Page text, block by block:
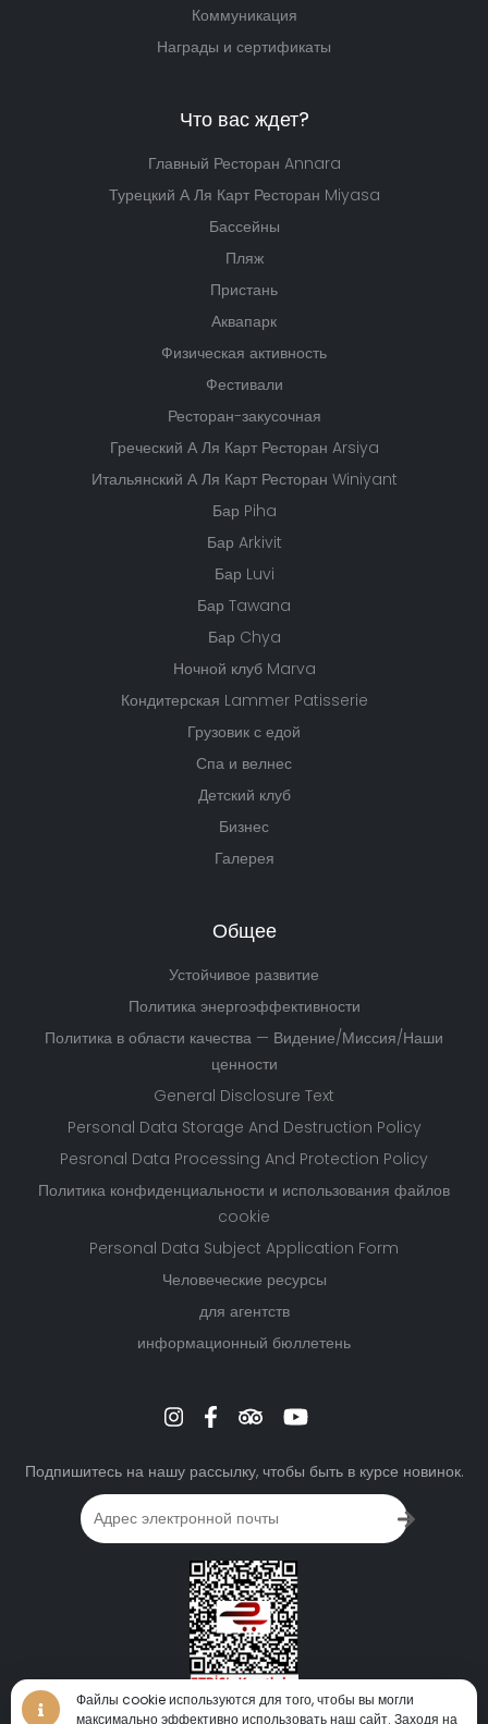
Файлы cookie используются для того, чтобы вы могли
максимально эффективно использовать наш сайт. Заходя на
Коммуникация
Награды и сертификаты
Что вас ждет?
Главный Ресторан Annara
Турецкий А Ля Карт Ресторан Miyasa
Бассейны
Пляж
Пристань
Аквапарк
Физическая активность
Фестивали
Ресторан-закусочная
Греческий А Ля Карт Ресторан Arsiya
Итальянский А Ля Карт Ресторан Winiyant
Бар Piha
Бар Arkivit
Бар Luvi
Бар Tawana
Бар Chya
Ночной клуб Marva
Кондитерская Lammer Patisserie
Грузовик с едой
Спа и велнес
Детский клуб
Бизнес
Галерея
Общее
Устойчивое развитие
Политика энергоэффективности
Политика в области качества — Видение/Миссия/Наши
ценности
General Disclosure Text
Personal Data Storage And Destruction Policy
Pesronal Data Processing And Protection Policy
Политика конфиденциальности и использования файлов
cookie
Personal Data Subject Application Form
Человеческие ресурсы
для агентств
информационный бюллетень
Подпишитесь на нашу рассылку, чтобы быть в курсе новинок.